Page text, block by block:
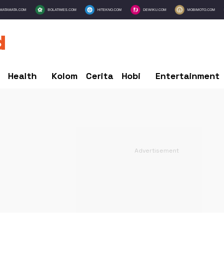
MATAMATA.COM BOLATIMES.COM HITEKNO.COM DEWIKU.COM MOBIMOTO.COM
Health Kolom Cerita Hobi Entertainment